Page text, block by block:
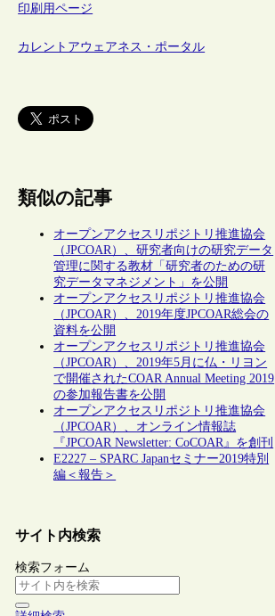
印刷用ページ
カレントアウェアネス・ポータル
類似の記事
オープンアクセスリポジトリ推進協会
（JPCOAR）、研究者向けの研究データ
管理に関する教材「研究者のための研
究データマネジメント」を公開
オープンアクセスリポジトリ推進協会
（JPCOAR）、2019年度JPCOAR総会の
資料を公開
オープンアクセスリポジトリ推進協会
（JPCOAR）、2019年5月に仏・リヨン
で開催されたCOAR Annual Meeting 2019
の参加報告書を公開
オープンアクセスリポジトリ推進協会
（JPCOAR）、オンライン情報誌
『JPCOAR Newsletter: CoCOAR』を創刊
E2227 – SPARC Japanセミナー2019特別
編＜報告＞
サイト内検索
検索フォーム